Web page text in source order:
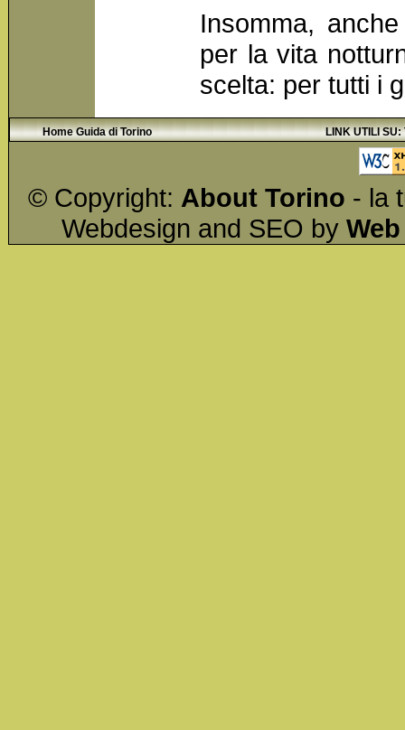
Insomma,
per la vita
scelta: per tutti i
Home Guida di Torino LINK UTILI SU:
© Copyright: About Torino - la
Webdesign and SEO by